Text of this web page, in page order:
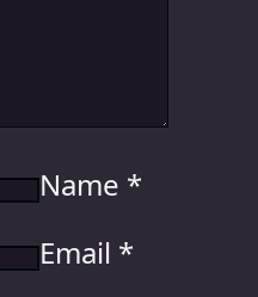
Name *
Email *